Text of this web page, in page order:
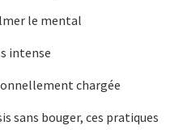
le mental
intense
chargée
sans bouger, ces pratiques